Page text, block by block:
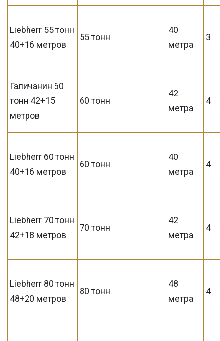
Liebherr 55 тонн
40+16 метров
55 тонн
40
метра
3
Галичанин 60
тонн 42+15
метров
60 тонн
42
метра
4
Liebherr 60 тонн
40+16 метров
60 тонн
40
метра
4
Liebherr 70 тонн
42+18 метров
70 тонн
42
метра
4
Liebherr 80 тонн
48+20 метров
80 тонн
48
метра
4